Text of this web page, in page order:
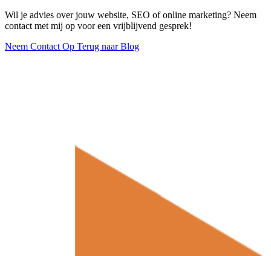
Wil je advies over jouw website, SEO of online marketing? Neem
contact met mij op voor een vrijblijvend gesprek!
Neem Contact Op Terug naar Blog